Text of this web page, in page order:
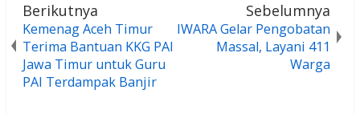
Berikutnya
Kemenag Aceh Timur
Terima Bantuan KKG PAI
Jawa Timur untuk Guru
PAI Terdampak Banjir
Sebelumnya
IWARA Gelar Pengobatan
Massal, Layani 411
Warga